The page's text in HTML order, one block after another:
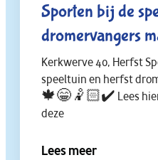
Sporten bij de
dromervangers
Kerkwerve 40, Herfst
speeltuin en herfst
🍁😁🤾🏻✔️ Lees hier
deze
Lees meer